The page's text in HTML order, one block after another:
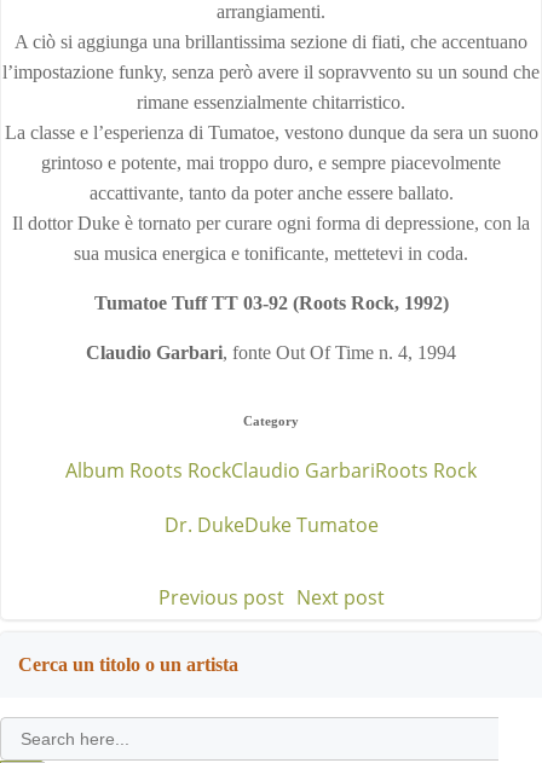
arrangiamenti.
A ciò si aggiunga una brillantissima sezione di fiati, che accentuano
l’impostazione funky, senza però avere il sopravvento su un sound che
rimane essenzialmente chitarristico.
La classe e l’esperienza di Tumatoe, vestono dunque da sera un suono
grintoso e potente, mai troppo duro, e sempre piacevolmente
accattivante, tanto da poter anche essere ballato.
Il dottor Duke è tornato per curare ogni forma di depressione, con la
sua musica energica e tonificante, mettetevi in coda.
Tumatoe Tuff TT 03-92 (Roots Rock, 1992)
Claudio Garbari, fonte Out Of Time n. 4, 1994
Category
Album Roots RockClaudio GarbariRoots Rock
Dr. DukeDuke Tumatoe
Post
navigation
Previous post Post
Next post
Cerca un titolo o un artista
Search
for: